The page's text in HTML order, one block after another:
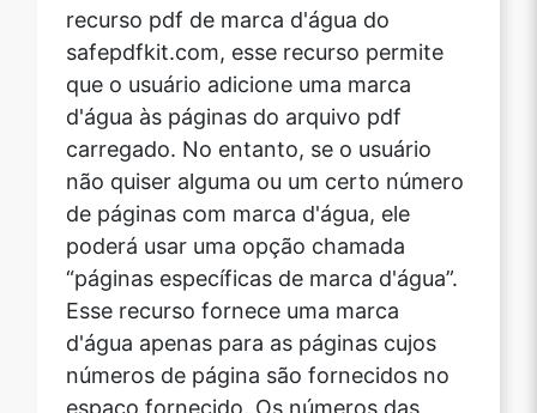
recurso pdf de marca d'água do
safepdfkit.com, esse recurso permite
que o usuário adicione uma marca
d'água às páginas do arquivo pdf
carregado. No entanto, se o usuário
não quiser alguma ou um certo número
de páginas com marca d'água, ele
poderá usar uma opção chamada
“páginas específicas de marca d'água”.
Esse recurso fornece uma marca
d'água apenas para as páginas cujos
números de página são fornecidos no
espaço fornecido. Os números das